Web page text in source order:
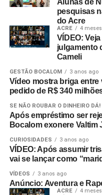
pesquisas
do Acre
ACRE 4
VÍDEO:
julgamento
Cameli
GESTÃO BOCALOM 3 anos ago
Vídeo mostra briga
pedido de R$ 340
SE NÃO ROUBAR O DINHEIRO DÁ!
Após empréstimo ser
Bocalom exonere Valtim
CURIOSIDADES 3 anos ago
VÍDEO: Após assumir
vai se lançar como
VÍDEOS 3 anos ago
Anúncio: Aventura e
ACRE 4